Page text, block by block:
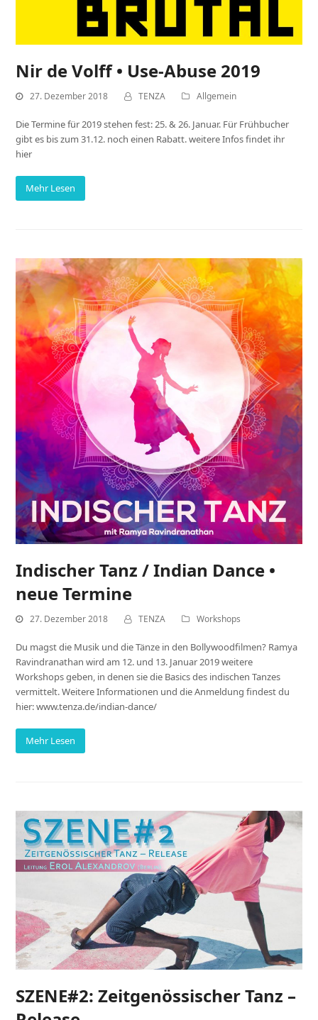
Nir de Volff • Use-Abuse 2019
27. Dezember 2018 TENZA Allgemein
Die Termine für 2019 stehen fest: 25. & 26. Januar. Für Frühbucher
gibt es bis zum 31.12. noch einen Rabatt. weitere Infos findet ihr
hier
Mehr Lesen
Indischer Tanz / Indian Dance •
neue Termine
27. Dezember 2018 TENZA Workshops
Du magst die Musik und die Tänze in den Bollywoodfilmen? Ramya
Ravindranathan wird am 12. und 13. Januar 2019 weitere
Workshops geben, in denen sie die Basics des indischen Tanzes
vermittelt. Weitere Informationen und die Anmeldung findest du
hier: www.tenza.de/indian-dance/
Mehr Lesen
SZENE#2: Zeitgenössischer Tanz –